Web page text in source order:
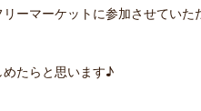
ーマーケットに参加させていた
たらと思います♪